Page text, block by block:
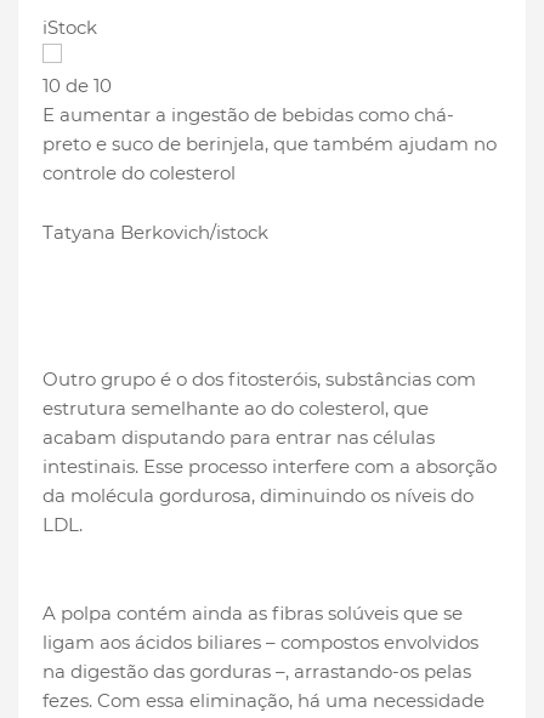
iStock
10 de 10
E aumentar a ingestão de bebidas como chá-
preto e suco de berinjela, que também ajudam no
controle do colesterol
Tatyana Berkovich/istock
Outro grupo é o dos fitosteróis, substâncias com
estrutura semelhante ao do colesterol, que
acabam disputando para entrar nas células
intestinais. Esse processo interfere com a absorção
da molécula gordurosa, diminuindo os níveis do
LDL.
A polpa contém ainda as fibras solúveis que se
ligam aos ácidos biliares – compostos envolvidos
na digestão das gorduras –, arrastando-os pelas
fezes. Com essa eliminação, há uma necessidade